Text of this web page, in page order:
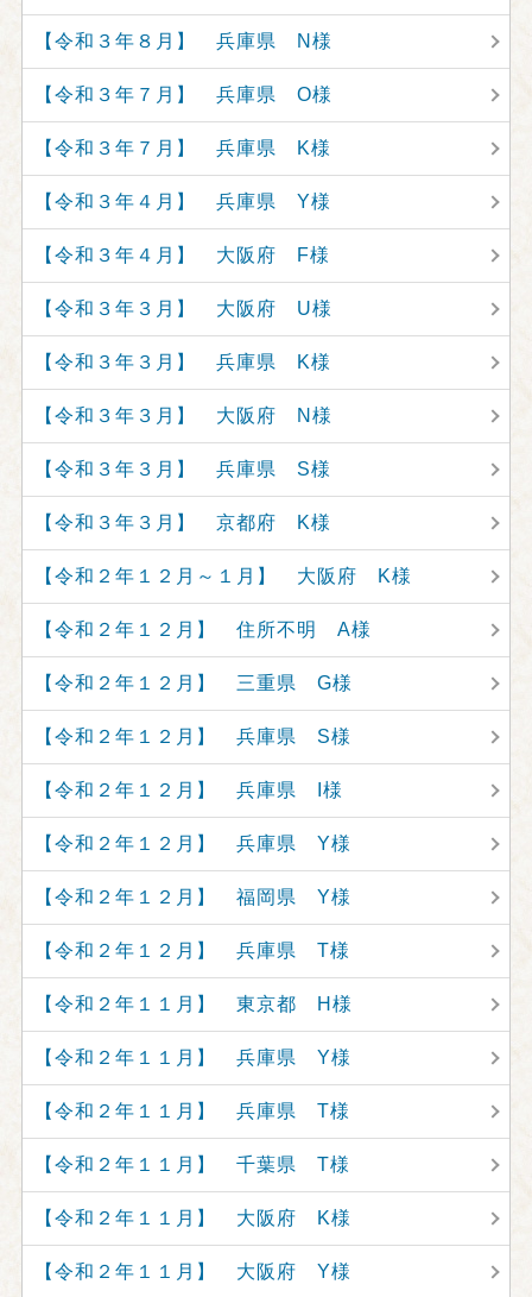
【令和３年８月】 兵庫県 N様
【令和３年７月】 兵庫県 O様
【令和３年７月】 兵庫県 K様
【令和３年４月】 兵庫県 Y様
【令和３年４月】 大阪府 F様
【令和３年３月】 大阪府 U様
【令和３年３月】 兵庫県 K様
【令和３年３月】 大阪府 N様
【令和３年３月】 兵庫県 S様
【令和３年３月】 京都府 K様
【令和２年１２月～１月】 大阪府 K様
【令和２年１２月】 住所不明 A様
【令和２年１２月】 三重県 G様
【令和２年１２月】 兵庫県 S様
【令和２年１２月】 兵庫県 I様
【令和２年１２月】 兵庫県 Y様
【令和２年１２月】 福岡県 Y様
【令和２年１２月】 兵庫県 T様
【令和２年１１月】 東京都 H様
【令和２年１１月】 兵庫県 Y様
【令和２年１１月】 兵庫県 T様
【令和２年１１月】 千葉県 T様
【令和２年１１月】 大阪府 K様
【令和２年１１月】 大阪府 Y様